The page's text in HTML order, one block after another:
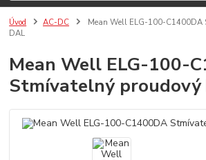
Úvod AC-DC
Mean Well ELG-100-C1400DA
DAL
Mean Well ELG-100-
Stmívatelný proudový